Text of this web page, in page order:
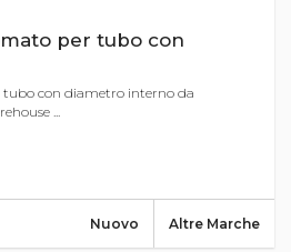
per tubo con
con diametro interno da
...
Altre Marche
Nuovo